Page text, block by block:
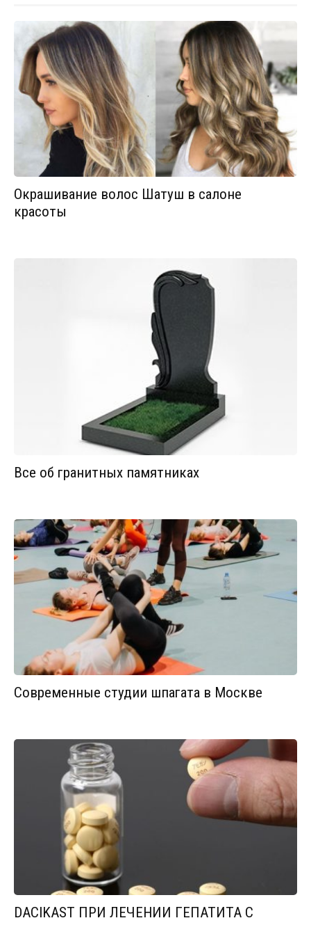
Окрашивание волос Шатуш в салоне
красоты
Все об гранитных памятниках
Современные студии шпагата в Москве
DACIKAST ПРИ ЛЕЧЕНИИ ГЕПАТИТА С